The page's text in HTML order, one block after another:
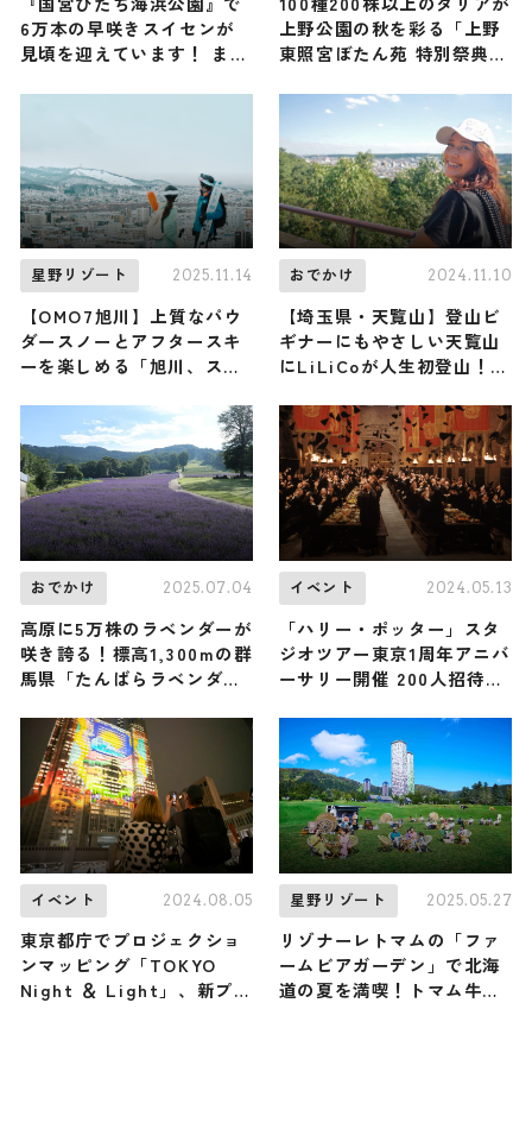
6万本の早咲きスイセンが
見頃を迎えています！ まだ
上野公園の秋を彩る「上野
東照宮ぼたん苑 特別祭典
星野リゾート 2025.11.14
【OMO7旭川】上質なパウ
ダースノーとアフタースキ
ーを楽しめる「旭川、スキ
開催！ “寒くなるほど安く
なるクラフトビール” など
遊び心満載 ♪
おでかけ 2024.11.10
【埼玉県・天覧山】登山ビ
ギナーにもやさしい天覧山
にLiLiCoが人生初登山！
企画）
おでかけ 2025.07.04
高原に5万株のラベンダーが
咲き誇る！標高1,300mの群
馬県「たんばらラベンダー
イベント 2024.05.13
「ハリー・ポッター」スタ
ジオツアー東京1周年アニバ
ーサリー開催 200人招待の
イベント 2024.08.05
東京都庁でプロジェクショ
ンマッピング「TOKYO
Night ＆ Light」、新プロ
星野リゾート 2025.05.27
リゾナーレトマムの「ファ
ームビアガーデン」で北海
道の夏を満喫！トマム牛乳